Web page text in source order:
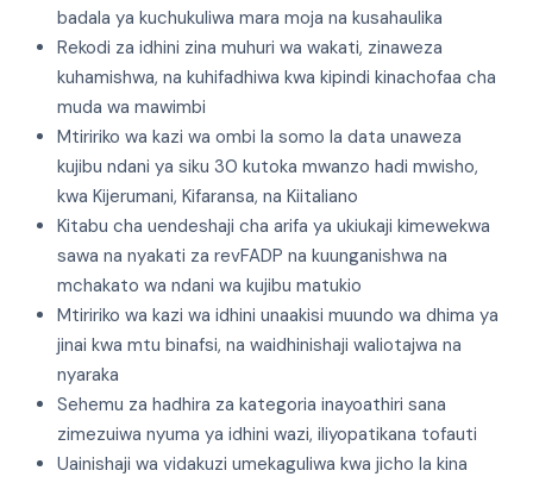
badala ya kuchukuliwa mara moja na kusahaulika
Rekodi za idhini zina muhuri wa wakati, zinaweza
kuhamishwa, na kuhifadhiwa kwa kipindi kinachofaa cha
muda wa mawimbi
Mtiririko wa kazi wa ombi la somo la data unaweza
kujibu ndani ya siku 30 kutoka mwanzo hadi mwisho,
kwa Kijerumani, Kifaransa, na Kiitaliano
Kitabu cha uendeshaji cha arifa ya ukiukaji kimewekwa
sawa na nyakati za revFADP na kuunganishwa na
mchakato wa ndani wa kujibu matukio
Mtiririko wa kazi wa idhini unaakisi muundo wa dhima ya
jinai kwa mtu binafsi, na waidhinishaji waliotajwa na
nyaraka
Sehemu za hadhira za kategoria inayoathiri sana
zimezuiwa nyuma ya idhini wazi, iliyopatikana tofauti
Uainishaji wa vidakuzi umekaguliwa kwa jicho la kina